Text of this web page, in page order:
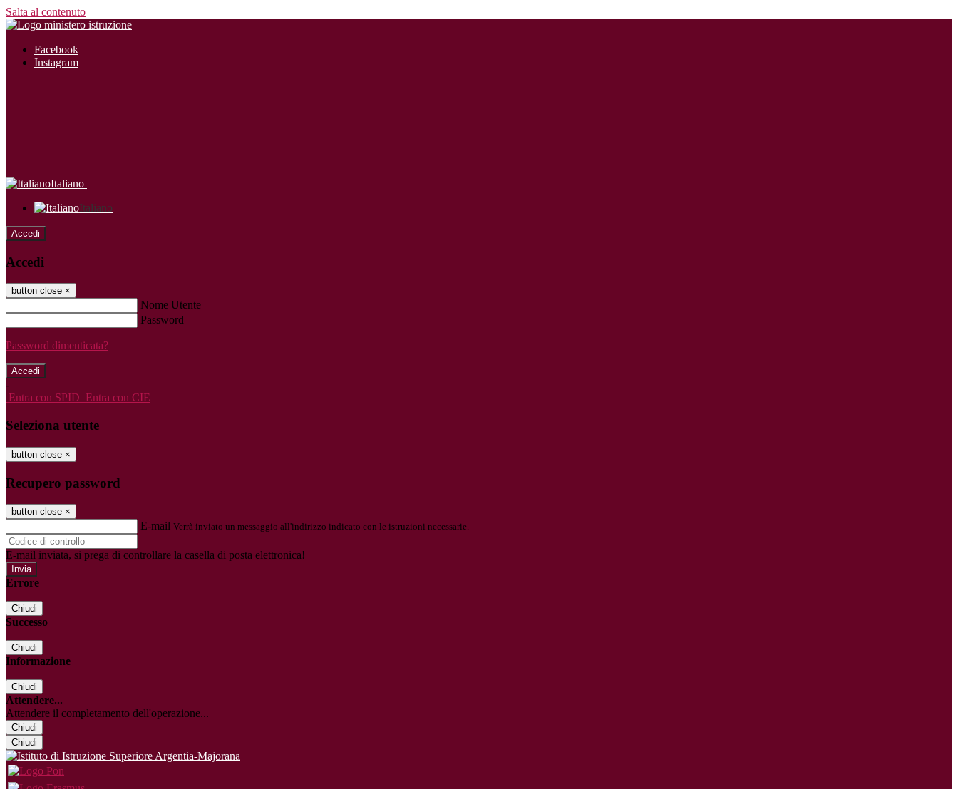
Salta al contenuto
Facebook
Instagram
Italiano
Italiano
Accedi
Accedi
button close ×
Nome Utente
Password
Password dimenticata?
-
Entra con SPID Entra con CIE
Seleziona utente
button close ×
Recupero password
button close ×
E-mail Verrà inviato un messaggio all'indirizzo indicato con le istruzioni necessarie.
E-mail inviata, si prega di controllare la casella di posta elettronica!
Errore
Chiudi
Successo
Chiudi
Informazione
Chiudi
Attendere...
Attendere il completamento dell'operazione...
Chiudi
Chiudi